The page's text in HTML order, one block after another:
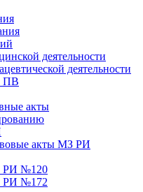
деятельности
деятельности
ПВ
акты
акты МЗ РИ
РИ №120
РИ №172